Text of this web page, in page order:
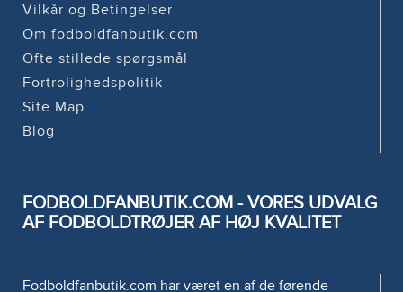
Vilkår og Betingelser
Om fodboldfanbutik.com
Ofte stillede spørgsmål
Fortrolighedspolitik
Site Map
Blog
FODBOLDFANBUTIK.COM - VORES UDVALG
AF FODBOLDTRØJER AF HØJ KVALITET
Fodboldfanbutik.com har været en af de førende